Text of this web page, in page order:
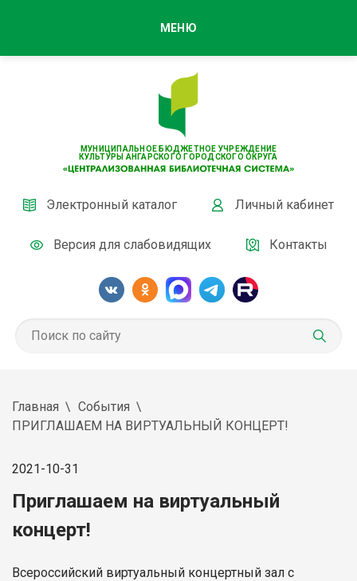
МУНИЦИПАЛЬНОЕ БЮДЖЕТНОЕ УЧРЕЖДЕНИЕ
КУЛЬТУРЫ АНГАРСКОГО ГОРОДСКОГО ОКРУГА
Электронный каталог Личный кабинет
Версия для слабовидящих Контакты
МЕНЮ
Главная
События
ПРИГЛАШАЕМ НА ВИРТУАЛЬНЫЙ КОНЦЕРТ!
2021-10-31
Приглашаем на виртуальный
концерт!
Всероссийский виртуальный концертный зал с